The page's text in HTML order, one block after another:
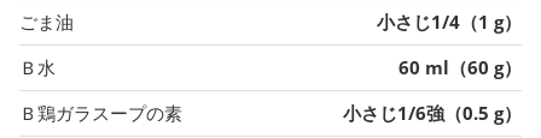
ごま油
小さじ1/4（1 g）
Ｂ水
60 ml（60 g）
Ｂ鶏ガラスープの素
小さじ1/6強（0.5 g）